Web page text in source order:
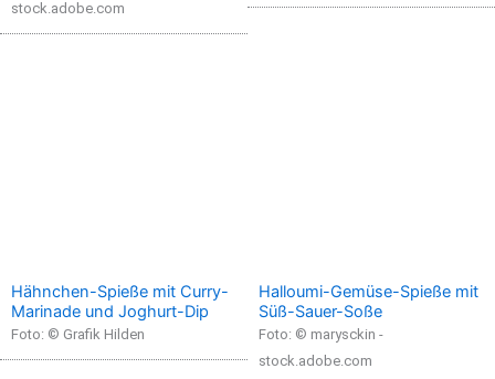
stock.adobe.com
Hähnchen-Spieße mit Curry-
Marinade und Joghurt-Dip
Foto: © Grafik Hilden
Halloumi-Gemüse-Spieße mit
Süß-Sauer-Soße
Foto: © marysckin -
stock.adobe.com